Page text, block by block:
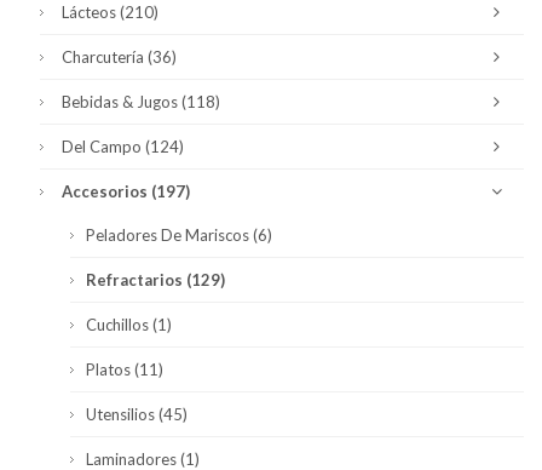
Lácteos(210)
Charcutería (36)
Bebidas & Jugos(118)
Del Campo (124)
Accesorios (197)
Peladores De Mariscos(6)
Refractarios (129)
Cuchillos(1)
Platos(11)
Utensilios(45)
Laminadores(1)